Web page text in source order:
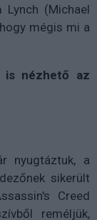
Lynch (Michael
mégis mi a
is nézhető az
nyugtáztuk, a
sikerült
Creed
reméljük,